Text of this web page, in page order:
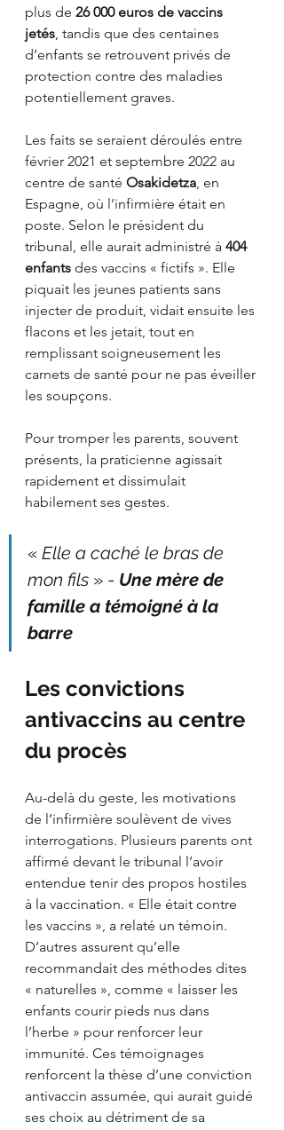
plus de 26 000 euros de vaccins
jetés , tandis que des centaines
d’enfants se retrouvent privés de
protection contre des maladies
potentiellement graves.
Les faits se seraient déroulés entre
février 2021 et septembre 2022 au
centre de santé Osakidetza , en
Espagne, où l’infirmière était en
poste. Selon le président du
tribunal, elle aurait administré à 404
enfants des vaccins « fictifs ». Elle
piquait les jeunes patients sans
injecter de produit, vidait ensuite les
flacons et les jetait, tout en
remplissant soigneusement les
carnets de santé pour ne pas éveiller
les soupçons.
Pour tromper les parents, souvent
présents, la praticienne agissait
rapidement et dissimulait
habilement ses gestes.
« Elle a caché le bras de
mon fils » - Une mère de
famille a témoigné à la
barre
Les convictions
antivaccins au centre
du procès
Au-delà du geste, les motivations
de l’infirmière soulèvent de vives
interrogations. Plusieurs parents ont
affirmé devant le tribunal l’avoir
entendue tenir des propos hostiles
à la vaccination. « Elle était contre
les vaccins », a relaté un témoin.
D’autres assurent qu’elle
recommandait des méthodes dites
« naturelles », comme « laisser les
enfants courir pieds nus dans
l’herbe » pour renforcer leur
immunité. Ces témoignages
renforcent la thèse d’une conviction
antivaccin assumée, qui aurait guidé
ses choix au détriment de sa